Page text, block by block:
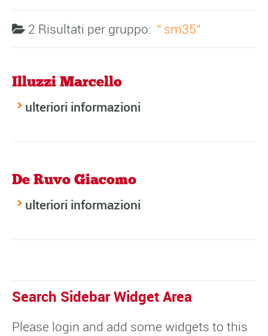
2 Risultati per gruppo: sm35
Illuzzi Marcello
ulteriori informazioni
De Ruvo Giacomo
ulteriori informazioni
Search Sidebar Widget Area
Please login and add some widgets to this